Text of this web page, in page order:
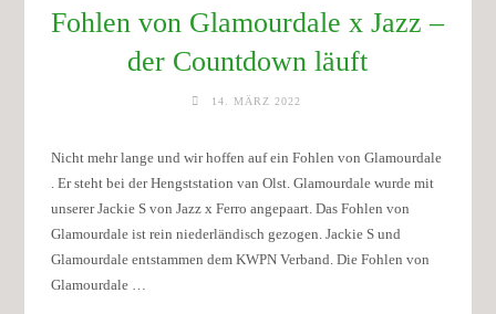
Fohlen von Glamourdale x Jazz –
der Countdown läuft
14. MÄRZ 2022
Nicht mehr lange und wir hoffen auf ein Fohlen von Glamourdale
. Er steht bei der Hengststation van Olst. Glamourdale wurde mit
unserer Jackie S von Jazz x Ferro angepaart. Das Fohlen von
Glamourdale ist rein niederländisch gezogen. Jackie S und
Glamourdale entstammen dem KWPN Verband. Die Fohlen von
Glamourdale …